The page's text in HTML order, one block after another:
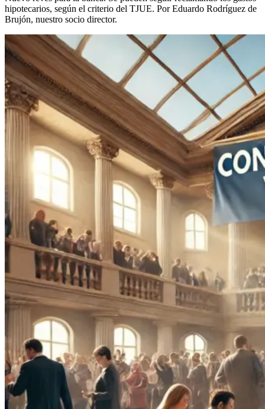
hipotecarios, según el criterio del TJUE. Por Eduardo Rodríguez de
Brujón, nuestro socio director.